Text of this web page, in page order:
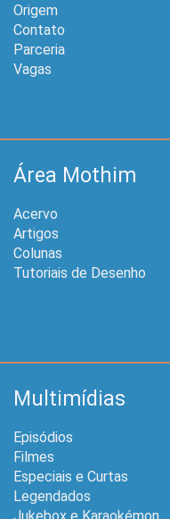
Origem
Contato
Parceria
Vagas
Área Mothim
Acervo
Artigos
Colunas
Tutoriais de Desenho
Multimídias
Episódios
Filmes
Especiais e Curtas
Legendados
Jukebox e Karaokémon